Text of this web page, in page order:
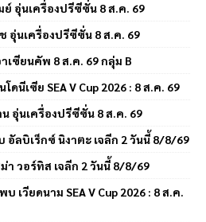
อุ่นเครื่องปรีซีซั่น 8 ส.ค. 69
อุ่นเครื่องปรีซีซั่น 8 ส.ค. 69
เซียนคัพ 8 ส.ค. 69 กลุ่ม B
นีเซีย SEA V Cup 2026 : 8 ส.ค. 69
อุ่นเครื่องปรีซีซั่น 8 ส.ค. 69
อัลบิเร็กซ์ นิงาตะ เจลีก 2 วันนี้ 8/8/69
วอร์ทิส เจลีก 2 วันนี้ 8/8/69
เวียดนาม SEA V Cup 2026 : 8 ส.ค.